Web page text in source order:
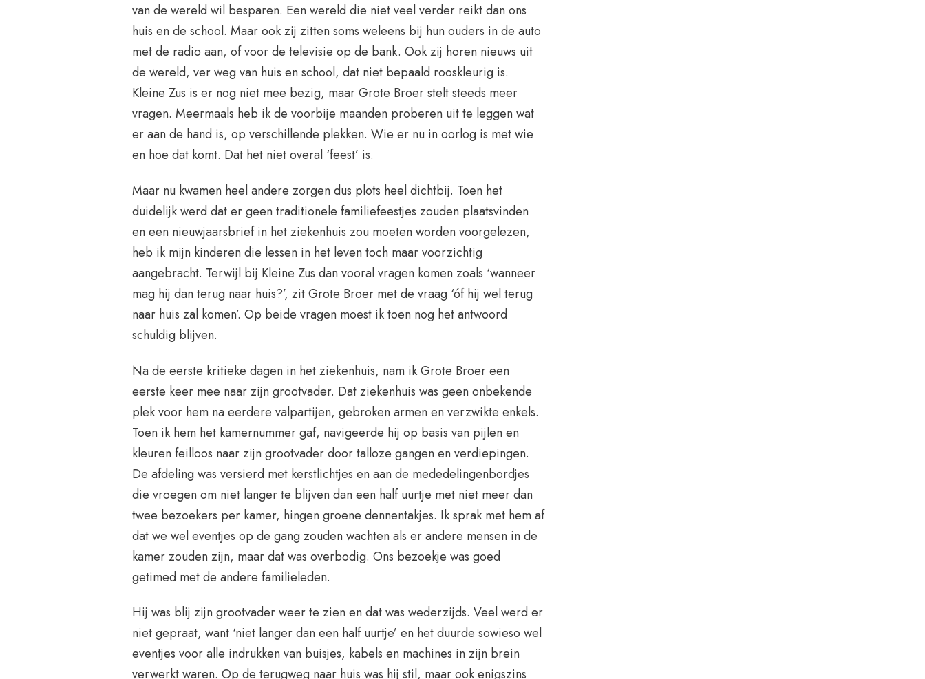
van de wereld wil besparen. Een wereld die niet veel verder reikt dan ons
huis en de school. Maar ook zij zitten soms weleens bij hun ouders in de auto
met de radio aan, of voor de televisie op de bank. Ook zij horen nieuws uit
de wereld, ver weg van huis en school, dat niet bepaald rooskleurig is.
Kleine Zus is er nog niet mee bezig, maar Grote Broer stelt steeds meer
vragen. Meermaals heb ik de voorbije maanden proberen uit te leggen wat
er aan de hand is, op verschillende plekken. Wie er nu in oorlog is met wie
en hoe dat komt. Dat het niet overal ‘feest’ is.
Maar nu kwamen heel andere zorgen dus plots heel dichtbij. Toen het
duidelijk werd dat er geen traditionele familiefeestjes zouden plaatsvinden
en een nieuwjaarsbrief in het ziekenhuis zou moeten worden voorgelezen,
heb ik mijn kinderen die lessen in het leven toch maar voorzichtig
aangebracht. Terwijl bij Kleine Zus dan vooral vragen komen zoals ‘wanneer
mag hij dan terug naar huis?’, zit Grote Broer met de vraag ‘óf hij wel terug
naar huis zal komen’. Op beide vragen moest ik toen nog het antwoord
schuldig blijven.
Na de eerste kritieke dagen in het ziekenhuis, nam ik Grote Broer een
eerste keer mee naar zijn grootvader. Dat ziekenhuis was geen onbekende
plek voor hem na eerdere valpartijen, gebroken armen en verzwikte enkels.
Toen ik hem het kamernummer gaf, navigeerde hij op basis van pijlen en
kleuren feilloos naar zijn grootvader door talloze gangen en verdiepingen.
De afdeling was versierd met kerstlichtjes en aan de mededelingenbordjes
die vroegen om niet langer te blijven dan een half uurtje met niet meer dan
twee bezoekers per kamer, hingen groene dennentakjes. Ik sprak met hem af
dat we wel eventjes op de gang zouden wachten als er andere mensen in de
kamer zouden zijn, maar dat was overbodig. Ons bezoekje was goed
getimed met de andere familieleden.
Hij was blij zijn grootvader weer te zien en dat was wederzijds. Veel werd er
niet gepraat, want ‘niet langer dan een half uurtje’ en het duurde sowieso wel
eventjes voor alle indrukken van buisjes, kabels en machines in zijn brein
verwerkt waren. Op de terugweg naar huis was hij stil, maar ook enigszins